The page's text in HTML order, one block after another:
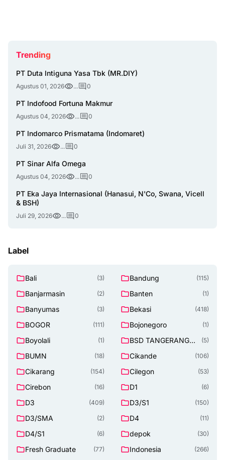
Trending
PT Duta Intiguna Yasa Tbk (MR.DIY)
Agustus 01, 2026 ... 0
PT Indofood Fortuna Makmur
Agustus 04, 2026 ... 0
PT Indomarco Prismatama (Indomaret)
Juli 31, 2026 ... 0
PT Sinar Alfa Omega
Agustus 04, 2026 ... 0
PT Eka Jaya Internasional (Hanasui, N'Co, Swana, Vicell
& BSH)
Juli 29, 2026 ... 0
Label
Bali (3) Bandung (115)
Banjarmasin (2) Banten (1)
Banyumas (3) Bekasi (418)
BOGOR (111) Bojonegoro (1)
Boyolali (1)
BSD TANGERANG
(5)
BUMN (18) Cikande (106)
Cikarang (154) Cilegon (53)
Cirebon (16) D1 (6)
D3 (409) D3/S1 (150)
D3/SMA (2) D4 (11)
D4/S1 (6) depok (30)
Fresh Graduate (77) Indonesia (266)